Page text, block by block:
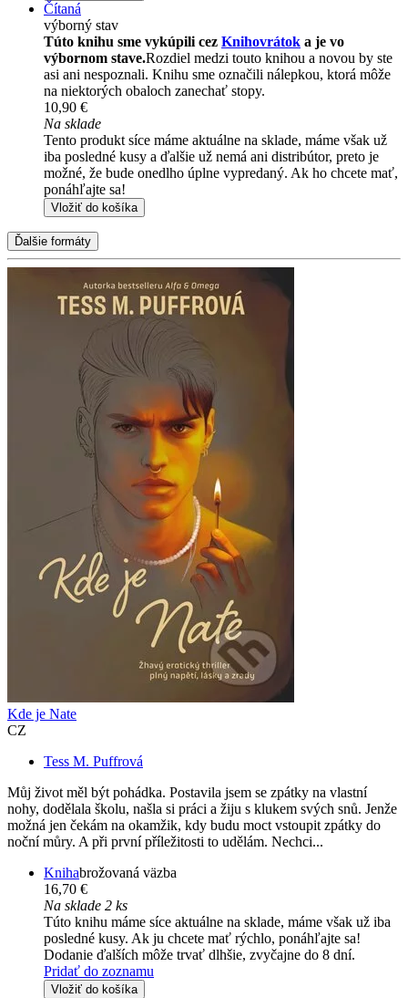
Čítaná
výborný stav
Túto knihu sme vykúpili cez Knihovrátok a je vo
výbornom stave.Rozdiel medzi touto knihou a novou by ste
asi ani nespoznali. Knihu sme označili nálepkou, ktorá môže
na niektorých obaloch zanechať stopy.
10,90 €
Na sklade
Tento produkt síce máme aktuálne na sklade, máme však už
iba posledné kusy a ďalšie už nemá ani distribútor, preto je
možné, že bude onedlho úplne vypredaný. Ak ho chcete mať,
ponáhľajte sa!
Vložiť do košíka
Ďalšie formáty
Kde je Nate
CZ
Tess M. Puffrová
Můj život měl být pohádka. Postavila jsem se zpátky na vlastní
nohy, dodělala školu, našla si práci a žiju s klukem svých snů. Jenže
možná jen čekám na okamžik, kdy budu moct vstoupit zpátky do
noční můry. A při první příležitosti to udělám. Nechci...
Knihabrožovaná väzba
16,70 €
Na sklade 2 ks
Túto knihu máme síce aktuálne na sklade, máme však už iba
posledné kusy. Ak ju chcete mať rýchlo, ponáhľajte sa!
Dodanie ďalších môže trvať dlhšie, zvyčajne do 8 dní.
Pridať do zoznamu
Vložiť do košíka